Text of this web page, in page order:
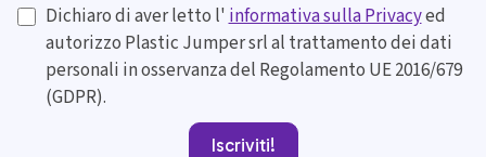
Dichiaro di aver letto l'informativa sulla Privacyed
autorizzo Plastic Jumper srl al trattamento dei dati
personali in osservanza del Regolamento UE 2016/679
(GDPR).
Iscriviti!